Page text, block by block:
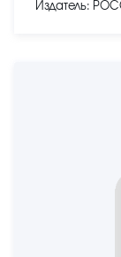
Издатель: